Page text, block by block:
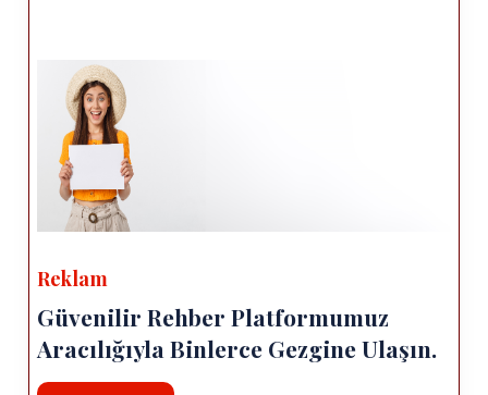
Reklam
Güvenilir Rehber Platformumuz
Aracılığıyla Binlerce Gezgine Ulaşın.